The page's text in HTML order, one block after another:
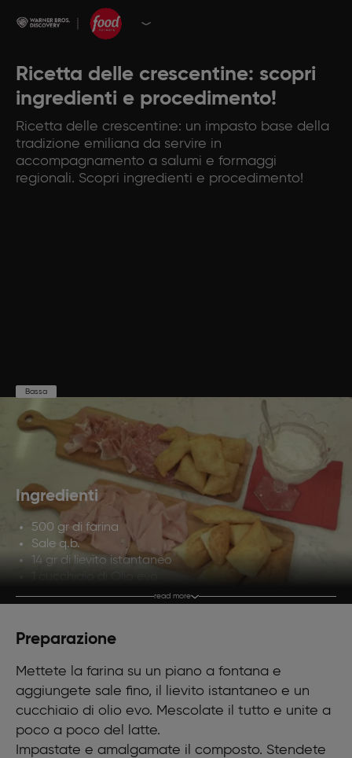
Ricetta delle crescentine: scopri
ingredienti e procedimento!
Ricetta delle crescentine: un impasto base della
tradizione emiliana da servire in
accompagnamento a salumi e formaggi
regionali. Scopri ingredienti e procedimento!
Bassa
Preparazione
20' 20'
Ingredienti
500 gr di farina
Sale q.b.
14 gr di lievito istantaneo
1 cucchiaio di Olio evo
200 gr di latte
read more
Preparazione
Mettete la farina su un piano a fontana e
aggiungete sale fino, il lievito istantaneo e un
cucchiaio di olio evo. Mescolate il tutto e unite a
poco a poco del latte.
Impastate e amalgamate il composto. Stendete